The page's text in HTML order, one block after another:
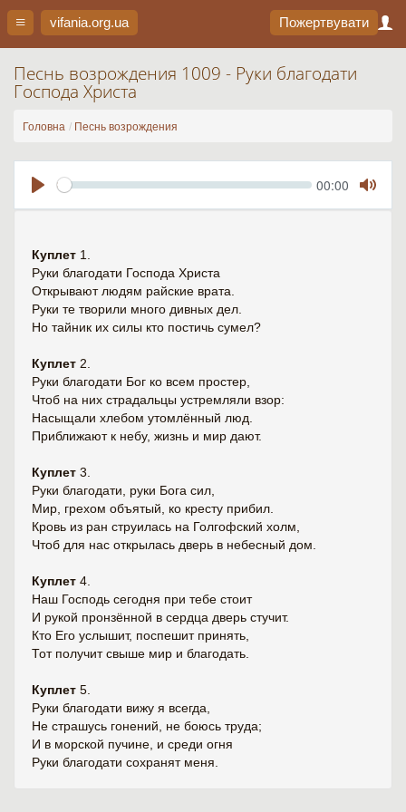
vifania.org.ua Пожертвувати
Песнь возрождения 1009 - Руки благодати
Господа Христа
Головна Песнь возрождения
Seek Current
00:00
Mute
Куплет 1.
Руки благодати Господа Христа
Открывают людям райские врата.
Руки те творили много дивных дел.
Но тайник их силы кто постичь сумел?
Куплет 2.
Руки благодати Бог ко всем простер,
Чтоб на них страдальцы устремляли взор:
Насыщали хлебом утомлённый люд.
Приближают к небу, жизнь и мир дают.
Куплет 3.
Руки благодати, руки Бога сил,
Мир, грехом объятый, ко кресту прибил.
Кровь из ран струилась на Голгофский холм,
Чтоб для нас открылась дверь в небесный дом.
Куплет 4.
Наш Господь сегодня при тебе стоит
И рукой пронзённой в сердца дверь стучит.
Кто Его услышит, поспешит принять,
Тот получит свыше мир и благодать.
Куплет 5.
Руки благодати вижу я всегда,
Не страшусь гонений, не боюсь труда;
И в морской пучине, и среди огня
Руки благодати сохранят меня.